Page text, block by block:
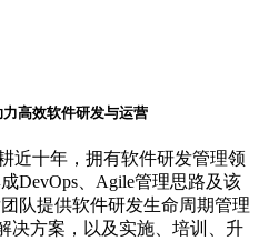
高效软件研发与运营
近十年，拥有软件研发管理领
DevOps、Agile管理思路及该
队提供软件研发生命周期管理
决方案，以及实施、培训、升